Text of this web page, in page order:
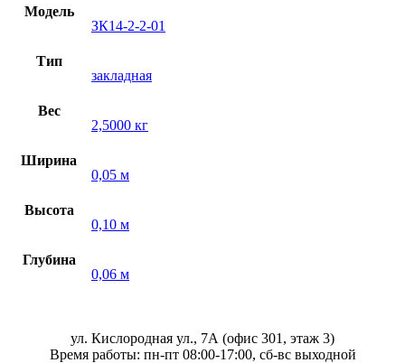
Модель
ЗК14-2-2-01
Тип
закладная
Вес
2,5000 кг
Ширина
0,05 м
Высота
0,10 м
Глубина
0,06 м
ул. Кислородная ул., 7А (офис 301, этаж 3)
Время работы: пн-пт 08:00-17:00, сб-вс выходной